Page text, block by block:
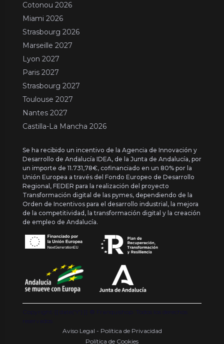
Cotonou 2026
Miami 2026
Strasbourg 2026
Marseille 2027
Lyon 2027
Paris 2027
Strasbourg 2027
Toulouse 2027
Nantes 2027
Castilla-La Mancha 2026
Se ha recibido un incentivo de la Agencia de Innovación y
Desarrollo de Andalucía IDEA, de la Junta de Andalucía, por
un importe de 11.731,78€, cofinanciado en un 80% por la
Unión Europea a través del Fondo Europeo de Desarrollo
Regional, FEDER para la realización del proyecto
Transformación digital de las pymes, dependiendo de la
Orden de Incentivos para el desarrollo industrial, la mejora
de la competitividad, la transformación digital y la creación
de empleo de Andalucía.
Copyright {{ date('Y') }} ® Franquishop. Todos los derechos
reservados
Aviso Legal - Política de Privacidad
Política de Cookies